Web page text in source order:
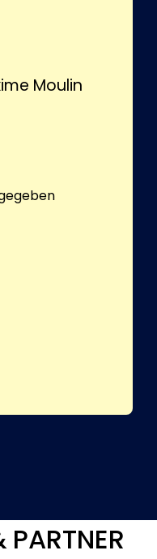
Moulin
PARTNER